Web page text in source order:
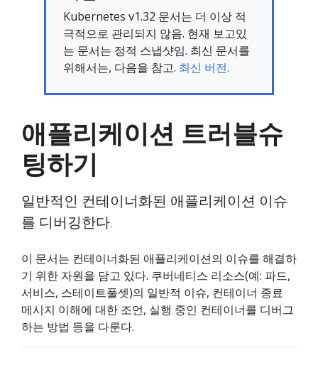
Kubernetes v1.32 문서는 더 이상 적
극적으로 관리되지 않음. 현재 보고있
는 문서는 정적 스냅샷임. 최신 문서를
위해서는, 다음을 참고. 최신 버전.
애플리케이션 트러블슈
팅하기
일반적인 컨테이너화된 애플리케이션 이슈
를 디버깅한다.
이 문서는 컨테이너화된 애플리케이션의 이슈를 해결하
기 위한 자원을 담고 있다. 쿠버네티스 리소스(예: 파드,
서비스, 스테이트풀셋)의 일반적 이슈, 컨테이너 종료
메시지 이해에 대한 조언, 실행 중인 컨테이너를 디버그
하는 방법 등을 다룬다.